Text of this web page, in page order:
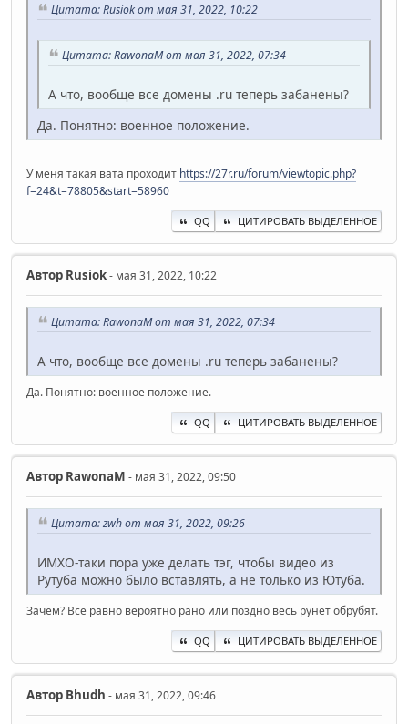
Цитата: Rusiok от мая 31, 2022, 10:22
Цитата: RawonaM от мая 31, 2022, 07:34
А что, вообще все домены .ru теперь забанены?
Да. Понятно: военное положение.
У меня такая вата проходит https://27r.ru/forum/viewtopic.php?
f=24&t=78805&start=58960
QQ ЦИТИРОВАТЬ ВЫДЕЛЕННОЕ
Автор Rusiok- мая 31, 2022, 10:22
Цитата: RawonaM от мая 31, 2022, 07:34
А что, вообще все домены .ru теперь забанены?
Да. Понятно: военное положение.
QQ ЦИТИРОВАТЬ ВЫДЕЛЕННОЕ
Автор RawonaM - мая 31, 2022, 09:50
Цитата: zwh от мая 31, 2022, 09:26
ИМХО-таки пора уже делать тэг, чтобы видео из
Рутуба можно было вставлять, а не только из Ютуба.
Зачем? Все равно вероятно рано или поздно весь рунет обрубят.
QQ ЦИТИРОВАТЬ ВЫДЕЛЕННОЕ
Автор Bhudh - мая 31, 2022, 09:46